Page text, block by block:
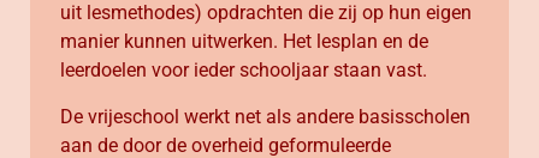
uit lesmethodes) opdrachten die zij op hun eigen
manier kunnen uitwerken. Het lesplan en de
leerdoelen voor ieder schooljaar staan vast.
De vrijeschool werkt net als andere basisscholen
aan de door de overheid geformuleerde